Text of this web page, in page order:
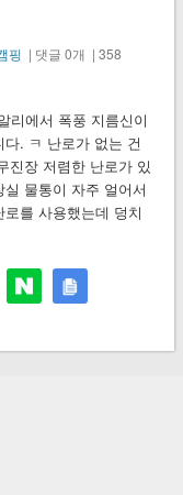
핑 | 댓글 0개 | 358
리에서 폭풍 지름신이
. ㅋ 난로가 없는 건
진장 저렴한 난로가 있
물통이 자주 얼어서
를 사용했는데 덩치